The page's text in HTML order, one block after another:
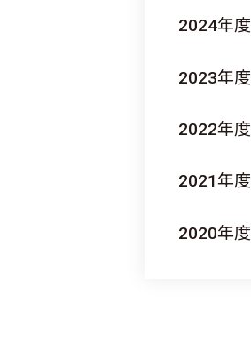
2024年度
2023年度
2022年度
2021年度
2020年度